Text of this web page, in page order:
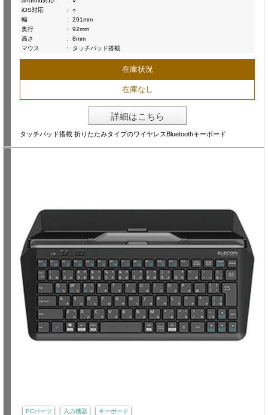
iOS対応
:
○
幅
:
291mm
奥行
:
92mm
高さ
:
8mm
マウス
: タッチパッド搭載
在庫状況
在庫なし
詳細はこちら
タッチパッド搭載 折りたたみタイプのワイヤレスBluetoothキーボード
PCパーツ 入力機器 キーボード